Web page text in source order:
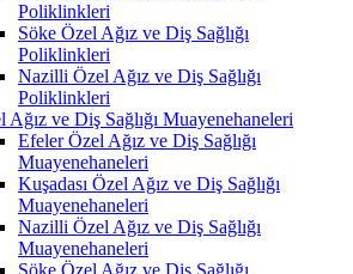
Poliklinkleri
Söke Özel Ağız ve Diş Sağlığı
Poliklinkleri
Nazilli Özel Ağız ve Diş Sağlığı
Poliklinkleri
Ağız ve Diş Sağlığı Muayenehaneleri
Efeler Özel Ağız ve Diş Sağlığı
Muayenehaneleri
Kuşadası Özel Ağız ve Diş Sağlığı
Muayenehaneleri
Nazilli Özel Ağız ve Diş Sağlığı
Muayenehaneleri
Söke Özel Ağız ve Diş Sağlığı